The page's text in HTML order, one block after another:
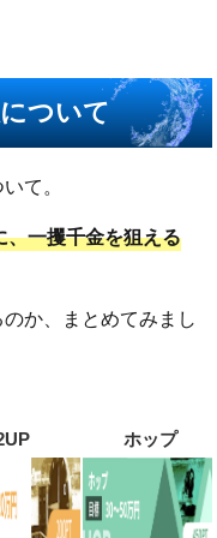
ついて
て。
、一攫千金を狙える
か、まとめてみまし
ホップ